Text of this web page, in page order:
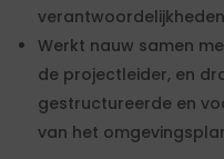
Werkt nauw samen
de projectleider, en
gestructureerde en
van het